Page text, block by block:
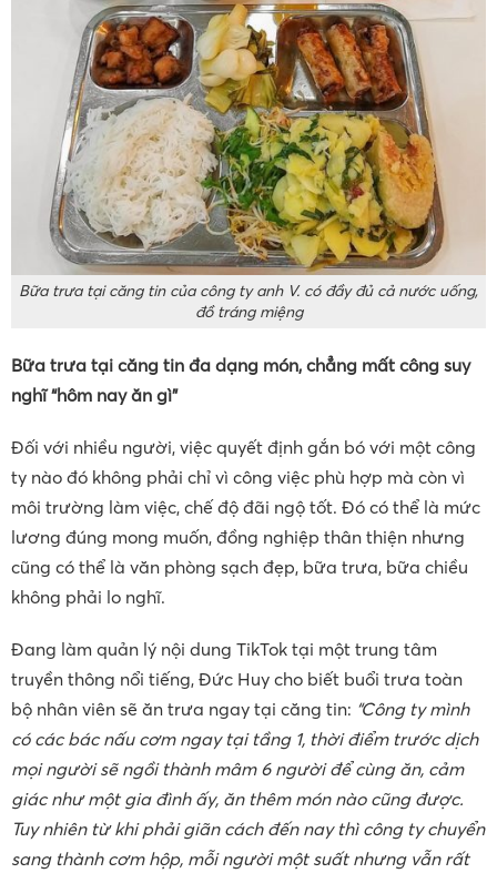
Bữa trưa tại căng tin của công ty anh V. có đầy đủ cả nước uống,
đồ tráng miệng
Bữa trưa tại căng tin đa dạng món, chẳng mất công suy
nghĩ “hôm nay ăn gì”
Đối với nhiều người, việc quyết định gắn bó với một công
ty nào đó không phải chỉ vì công việc phù hợp mà còn vì
môi trường làm việc, chế độ đãi ngộ tốt. Đó có thể là mức
lương đúng mong muốn, đồng nghiệp thân thiện nhưng
cũng có thể là văn phòng sạch đẹp, bữa trưa, bữa chiều
không phải lo nghĩ.
Đang làm quản lý nội dung TikTok tại một trung tâm
truyền thông nổi tiếng, Đức Huy cho biết buổi trưa toàn
bộ nhân viên sẽ ăn trưa ngay tại căng tin: “Công ty mình
có các bác nấu cơm ngay tại tầng 1, thời điểm trước dịch
mọi người sẽ ngồi thành mâm 6 người để cùng ăn, cảm
giác như một gia đình ấy, ăn thêm món nào cũng được.
Tuy nhiên từ khi phải giãn cách đến nay thì công ty chuyển
sang thành cơm hộp, mỗi người một suất nhưng vẫn rất